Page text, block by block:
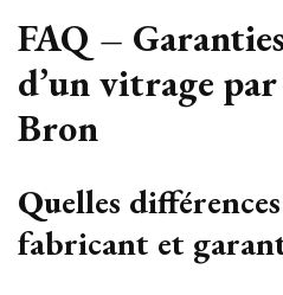
FAQ –
d’un vitrage
Bron
Quelles
fabricant et